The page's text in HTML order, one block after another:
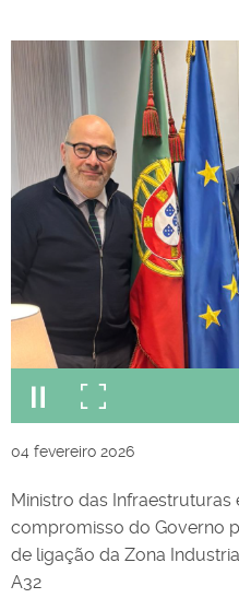
04 fevereiro 2026
Ministro das
compromisso do Governo
de ligação da Zona
A32